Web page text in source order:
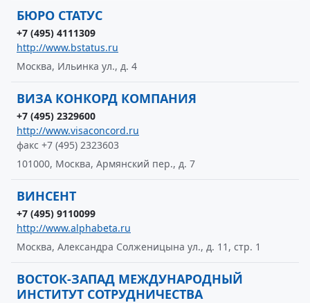
БЮРО СТАТУС
+7 (495) 4111309
http://www.bstatus.ru
Москва, Ильинка ул., д. 4
ВИЗА КОНКОРД КОМПАНИЯ
+7 (495) 2329600
http://www.visaconcord.ru
факс +7 (495) 2323603
101000, Москва, Армянский пер., д. 7
ВИНСЕНТ
+7 (495) 9110099
http://www.alphabeta.ru
Москва, Александра Солженицына ул., д. 11, стр. 1
ВОСТОК-ЗАПАД МЕЖДУНАРОДНЫЙ
ИНСТИТУТ СОТРУДНИЧЕСТВА